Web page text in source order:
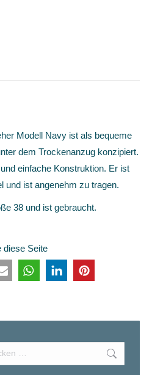
Modell Navy ist als bequeme
dem Trockenanzug konzipiert.
einfache Konstruktion. Er ist
und ist angenehm zu tragen.
38 und ist gebraucht.
diese Seite